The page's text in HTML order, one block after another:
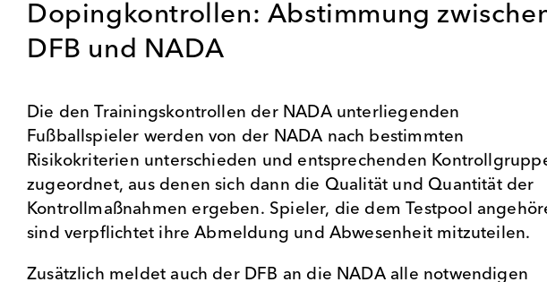
Dopingkontrollen: Abstimmung
DFB und NADA
Die den Trainingskontrollen der NADA unterliegenden
Fußballspieler werden von der NADA nach bestimmten
Risikokriterien unterschieden und entsprechenden
zugeordnet, aus denen sich dann die Qualität und Quantität der
Kontrollmaßnahmen ergeben. Spieler, die dem Testpool
sind verpflichtet ihre Abmeldung und Abwesenheit mitzuteilen.
Zusätzlich meldet auch der DFB an die NADA alle notwendigen